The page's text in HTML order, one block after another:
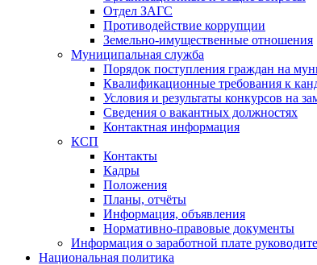
Отдел ЗАГС
Противодействие коррупции
Земельно-имущественные отношения
Муниципальная служба
Порядок поступления граждан на
Квалификационные требования к
Условия и результаты конкурсов на
Сведения о вакантных должностях
Контактная информация
КСП
Контакты
Кадры
Положения
Планы, отчёты
Информация, объявления
Нормативно-правовые документы
Информация о заработной плате
Национальная политика